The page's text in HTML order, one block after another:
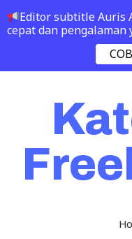
Editor subtitle Auris
cepat dan